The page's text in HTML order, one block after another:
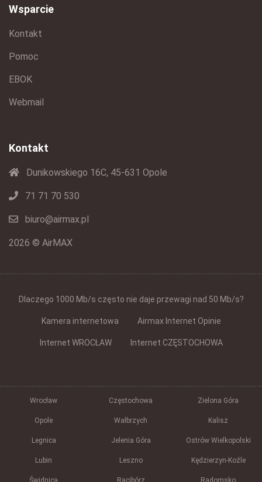
Wsparcie
Kontakt
Pomoc
EBOK
Webmail
Kontakt
Dunikowskiego 16C, 45-631 Opole
71 71 70 530
biuro@airmax.pl
2026 © AirMAX
Dlaczego 1000 Mb/s często nie daje przewagi nad 50 Mb/s?
Kamera internetowa Airmax Internet Opinie
Internet WROCŁAW Internet CZĘSTOCHOWA
Wrocław Częstochowa Zielona Góra
Opole Wałbrzych Kalisz
Legnica Jelenia Góra Ostrów Wielkopolski
Lubin Leszno Kędzierzyn-Koźle